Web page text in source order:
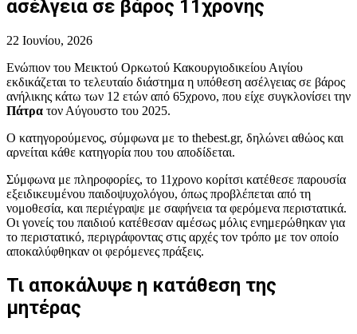
ασέλγεια σε βάρος 11χρονης
22 Ιουνίου, 2026
Ενώπιον του Μεικτού Ορκωτού Κακουργιοδικείου Αιγίου
εκδικάζεται το τελευταίο διάστημα η υπόθεση ασέλγειας σε βάρος
ανήλικης κάτω των 12 ετών από 65χρονο, που είχε συγκλονίσει την
Πάτρα τον Αύγουστο του 2025.
Ο κατηγορούμενος, σύμφωνα με το thebest.gr, δηλώνει αθώος και
αρνείται κάθε κατηγορία που του αποδίδεται.
Σύμφωνα με πληροφορίες, το 11χρονο κορίτσι κατέθεσε παρουσία
εξειδικευμένου παιδοψυχολόγου, όπως προβλέπεται από τη
νομοθεσία, και περιέγραψε με σαφήνεια τα φερόμενα περιστατικά.
Οι γονείς του παιδιού κατέθεσαν αμέσως μόλις ενημερώθηκαν για
το περιστατικό, περιγράφοντας στις αρχές τον τρόπο με τον οποίο
αποκαλύφθηκαν οι φερόμενες πράξεις.
Τι αποκάλυψε η κατάθεση της
μητέρας